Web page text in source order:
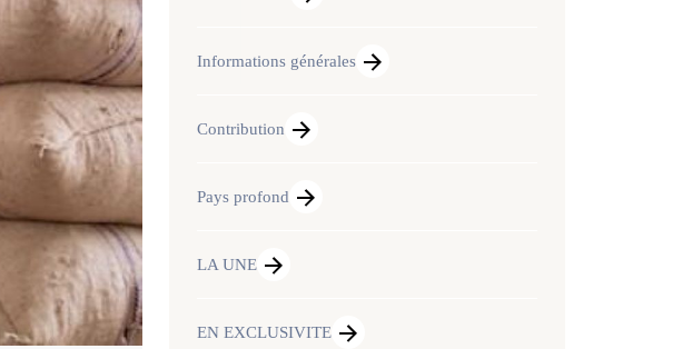
Informations générales
Contribution
Pays profond
LA UNE
EN EXCLUSIVITE